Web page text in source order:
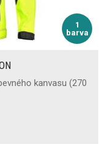
1
barva
kanvasu (270